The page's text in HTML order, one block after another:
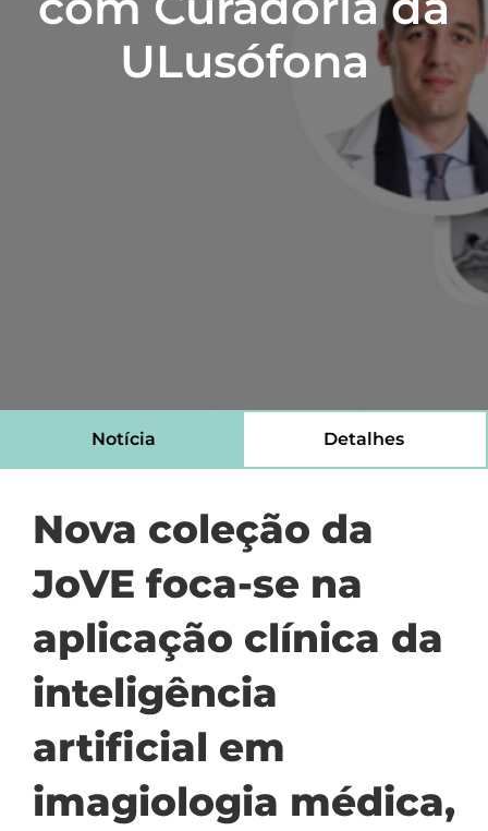
ULusófona
Notícia Detalhes
Nova coleção da
JoVE foca-se na
aplicação clínica da
inteligência
artificial em
imagiologia médica,